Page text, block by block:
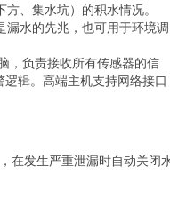
方、集水坑）的积水情况。
漏水的先兆，也可用于环境调
，负责接收所有传感器的信
辑。高端主机支持网络接口
在发生严重泄漏时自动关闭